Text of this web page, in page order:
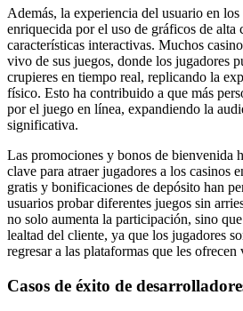
Además, la experiencia del usuario en
enriquecida por el uso de gráficos de
características interactivas. Muchos
vivo de sus juegos, donde los jugadores
crupieres en tiempo real, replicando la
físico. Esto ha contribuido a que más
por el juego en línea, expandiendo la
significativa.
Las promociones y bonos de bienvenida
clave para atraer jugadores a los casinos
gratis y bonificaciones de depósito han
usuarios probar diferentes juegos sin
no solo aumenta la participación, sino
lealtad del cliente, ya que los jugadores
regresar a las plataformas que les ofrecen
Casos de éxito de